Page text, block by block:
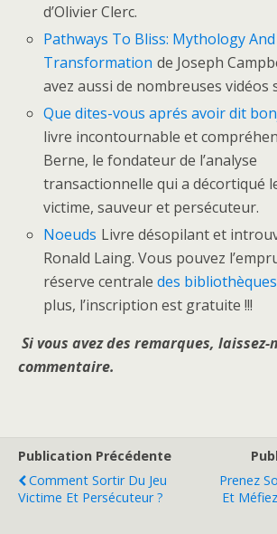
d’Olivier Clerc.
Pathways To Bliss: Mythology
Transformation de Joseph
avez aussi de nombreuses vidéos
Que dites-vous aprés avoir dit
livre incontournable et
Berne, le fondateur de l’analyse
transactionnelle qui a décortiqué
victime, sauveur et persécuteur.
Noeuds Livre désopilant et
Ronald Laing. Vous pouvez
réserve centraledes
plus, l’inscription est gratuite !!!
Si vous avez des remarques, laissez-
commentaire.
Publication Précédente
Comment Sortir Du Jeu
Victime Et Persécuteur ?
Prenez
Et